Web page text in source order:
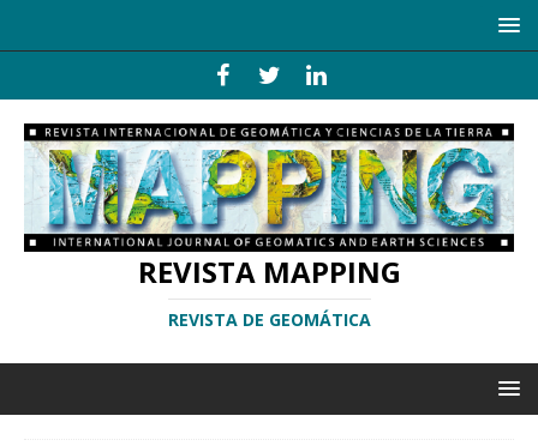
REVISTA MAPPING
REVISTA DE GEOMÁTICA